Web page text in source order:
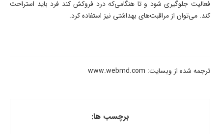
فعالیت جلوگیری شود و تا هنگامی‌که درد فروکش کند فرد باید استراحت
کند. می‌توان از مراقبت‌های بهداشتی نیز استفاده کرد.
ترجمه شده از وبسایت: www.webmd.com
برچسب ها: